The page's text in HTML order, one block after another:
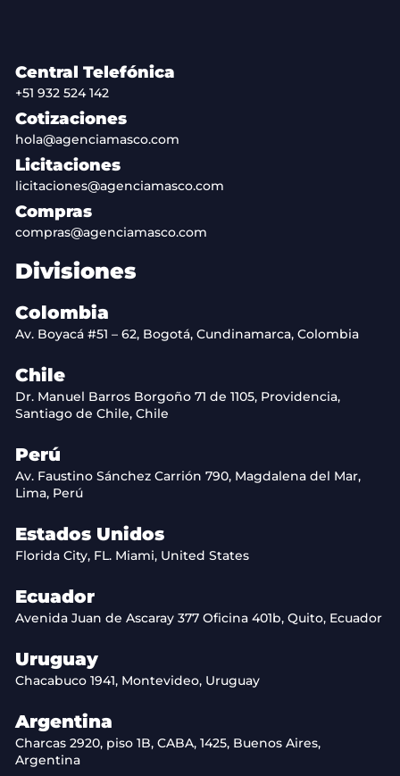
Central Telefónica
+51 932 524 142
Cotizaciones
hola@agenciamasco.com
Licitaciones
licitaciones@agenciamasco.com
Compras
compras@agenciamasco.com
Divisiones
Colombia
Av. Boyacá #51 – 62, Bogotá, Cundinamarca, Colombia
Chile
Dr. Manuel Barros Borgoño 71 de 1105, Providencia,
Santiago de Chile, Chile
Perú
Av. Faustino Sánchez Carrión 790, Magdalena del Mar,
Lima, Perú
Estados Unidos
Florida City, FL. Miami, United States
Ecuador
Avenida Juan de Ascaray 377 Oficina 401b, Quito, Ecuador
Uruguay
Chacabuco 1941, Montevideo, Uruguay
Argentina
Charcas 2920, piso 1B, CABA, 1425, Buenos Aires,
Argentina